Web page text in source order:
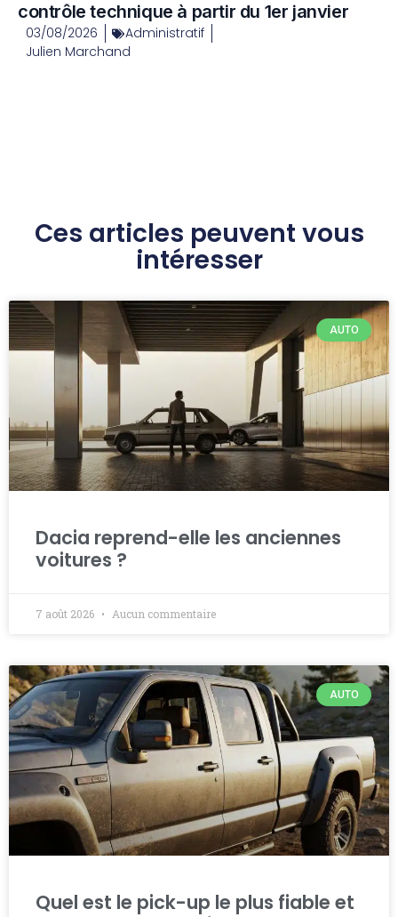
contrôle technique à partir du 1er janvier
03/08/2026
Administratif
Julien Marchand
Ces articles peuvent vous
intéresser
AUTO
Dacia reprend-elle les anciennes
voitures ?
7 août 2026 Aucun commentaire
AUTO
Quel est le pick-up le plus fiable et